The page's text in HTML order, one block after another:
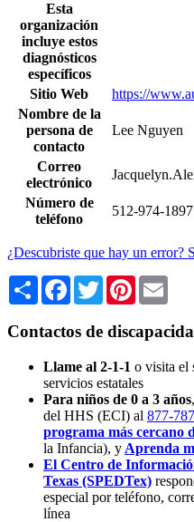
Esta
organización
incluye estos
diagnósticos
específicos
Sitio Web
https://
Nombre de la
persona de
contacto
Lee Nguyen
Correo
electrónico
Número de
teléfono
512-974-1897
¿Descubriste que hay un error?
Share Facebook
TwitterPinterest
Contactos de
Llame al 2-1-1 o visita el
servicios estatales
Para niños de 0 a 3 años
del HHS (ECI) al 877-
programa más cercano
la Infancia), y Aprenda
El Centro de
Texas (SPEDTex)
especial por teléfono,
línea